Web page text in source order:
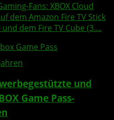
Fans: XBOX Cloud
dem Amazon Fire TV Stick
dem Fire TV Cube (3....
und
Game Pass-